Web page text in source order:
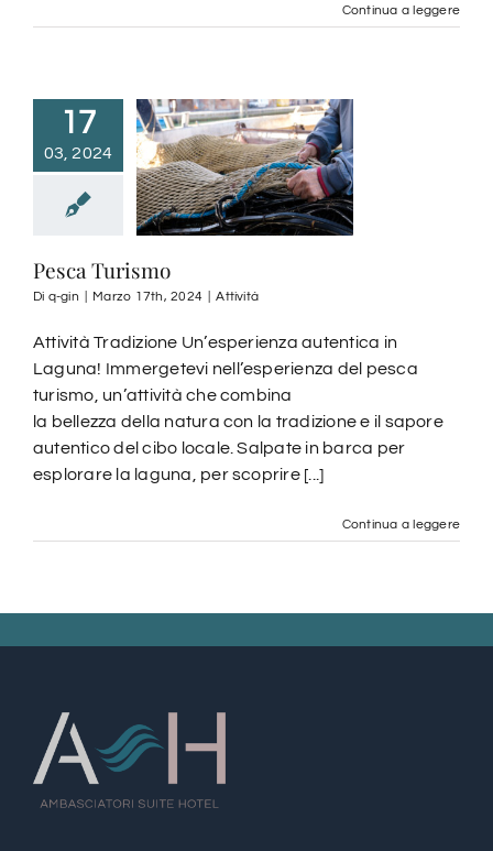
Continua a leggere
17
03, 2024
Pesca Turismo
Di q-gin Marzo 17th, 2024 Attività
Attività Tradizione Un’esperienza autentica in
Laguna! Immergetevi nell’esperienza del pesca
turismo, un’attività che combina
la bellezza della natura con la tradizione e il sapore
autentico del cibo locale. Salpate in barca per
esplorare la laguna, per scoprire [...]
Continua a leggere